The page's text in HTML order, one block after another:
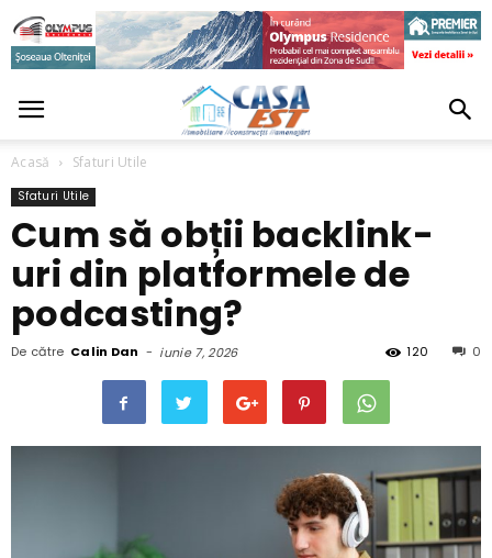
Acasă Sfaturi Utile
Sfaturi Utile
Cum să obții backlink-
uri din platformele de
podcasting?
De către Calin Dan - iunie 7, 2026 0
120